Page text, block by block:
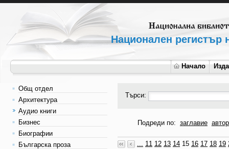
Национален регистър
Начало
Общ отдел
Архитектура
Аудио книги
Бизнес
Биографии
Българска проза
Търси:
Подреди по: заглавие автор
... 11 12 13 14 15 16 17 18 19